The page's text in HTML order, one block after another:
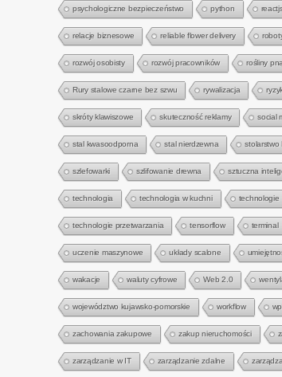
psychologiczne bezpieczeństwo python
relacje biznesowe reliable flower delivery
rozwój osobisty rozwój pracowników rośliny
Rury stalowe czarne bez szwu rywalizacja
skróty klawiszowe skuteczność reklamy social
stal kwasoodporna stal nierdzewna stolarstwo
szlefowarki szlifowanie drewna sztuczna
technologia technologia w kuchni technologie
technologie przetwarzania tensorflow terminal
uczenie maszynowe układy scalone
wakacje waluty cyfrowe Web 2.0
województwo kujawsko-pomorskie workflow
zachowania zakupowe zakup nieruchomości
zarządzanie w IT zarządzanie zdalne